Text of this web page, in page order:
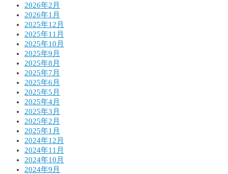
2026年2月
2026年1月
2025年12月
2025年11月
2025年10月
2025年9月
2025年8月
2025年7月
2025年6月
2025年5月
2025年4月
2025年3月
2025年2月
2025年1月
2024年12月
2024年11月
2024年10月
2024年9月